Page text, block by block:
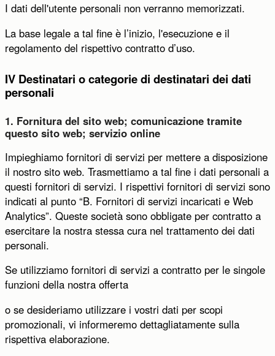
I dati dell'utente personali non verranno memorizzati.
La base legale a tal fine è l’inizio, l'esecuzione e il
regolamento del rispettivo contratto d’uso.
IV Destinatari o categorie di destinatari dei dati
personali
1. Fornitura del sito web; comunicazione tramite
questo sito web; servizio online
Impieghiamo fornitori di servizi per mettere a disposizione
il nostro sito web. Trasmettiamo a tal fine i dati personali a
questi fornitori di servizi. I rispettivi fornitori di servizi sono
indicati al punto “B. Fornitori di servizi incaricati e Web
Analytics”. Queste società sono obbligate per contratto a
esercitare la nostra stessa cura nel trattamento dei dati
personali.
Se utilizziamo fornitori di servizi a contratto per le singole
funzioni della nostra offerta
o se desideriamo utilizzare i vostri dati per scopi
promozionali, vi informeremo dettagliatamente sulla
rispettiva elaborazione.